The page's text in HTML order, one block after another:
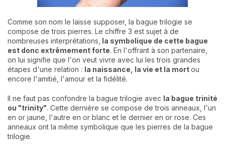
Comme son nom le laisse supposer, la bague trilogie se
compose de trois pierres. Le chiffre 3 est sujet à de
nombreuses interprétations, la symbolique de cette bague
est donc extrêmement forte. En l'offrant à son partenaire,
on lui signifie que l'on veut vivre avec lui les trois grandes
étapes d'une relation : la naissance, la vie et la mortou
encore l'amitié, l'amour et la fidélité.
Il ne faut pas confondre la bague trilogie avec la bague trinité
ou "trinity". Cette dernière se compose de trois anneaux, l'un
en or jaune, l'autre en or blanc et le dernier en or rose. Ces
anneaux ont la même symbolique que les pierres de la bague
trilogie.